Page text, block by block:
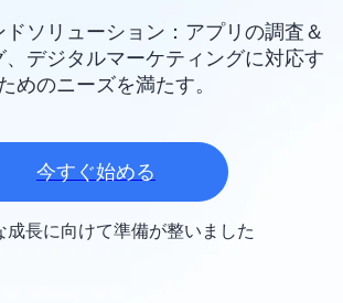
ソリューション：アプリの調査＆
デジタルマーケティングに対応す
めのニーズを満たす。
今すぐ始める
成長に向けて準備が整いました